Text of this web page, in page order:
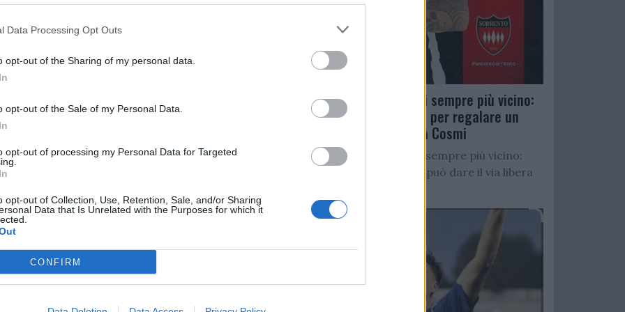
Data Processing Opt Outs
opt-out of the Sharing of my personal data.
opt-out of the Sale of my Personal Data.
opt-out of processing my Personal Data for Targeted
opt-out of Collection, Use, Retention, Sale, and/or Sharing
Data that Is Unrelated with the Purposes for which it
CONFIRM
ci ha abituato a ben altri livelli
sulla carta il suo innesto sia
può aspettare chissà cosa, ed anche lui
come vorrebbe
Salernitana, D’Ursi sempre più vicino:
Faggiano accelera per regalare un
altro attaccante a Cosmi
Salernitana, D’Ursi sempre più vicino:
Starita al Sorrento può dare il via libera